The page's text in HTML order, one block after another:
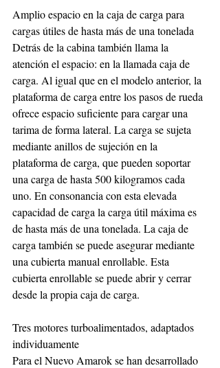
Amplio espacio en la caja de carga para
cargas útiles de hasta más de una tonelada
Detrás de la cabina también llama la
atención el espacio: en la llamada caja de
carga. Al igual que en el modelo anterior, la
plataforma de carga entre los pasos de rueda
ofrece espacio suficiente para cargar una
tarima de forma lateral. La carga se sujeta
mediante anillos de sujeción en la
plataforma de carga, que pueden soportar
una carga de hasta 500 kilogramos cada
uno. En consonancia con esta elevada
capacidad de carga la carga útil máxima es
de hasta más de una tonelada. La caja de
carga también se puede asegurar mediante
una cubierta manual enrollable. Esta
cubierta enrollable se puede abrir y cerrar
desde la propia caja de carga.
Tres motores turboalimentados, adaptados
individuamente
Para el Nuevo Amarok se han desarrollado